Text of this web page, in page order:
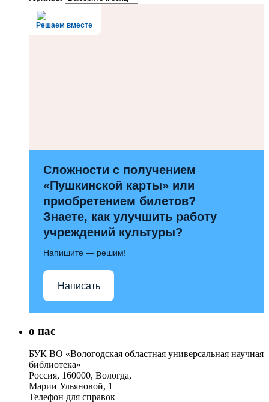
Решаем вместе
Сложности с получением
«Пушкинской карты» или
приобретением билетов?
Знаете, как улучшить работу
учреждений культуры?
Напишите — решим!
Написать
о нас
БУК ВО «Вологодская областная универсальная научная
библиотека»
Россия, 160000, Вологда,
Марии Ульяновой, 1
Телефон для справок –